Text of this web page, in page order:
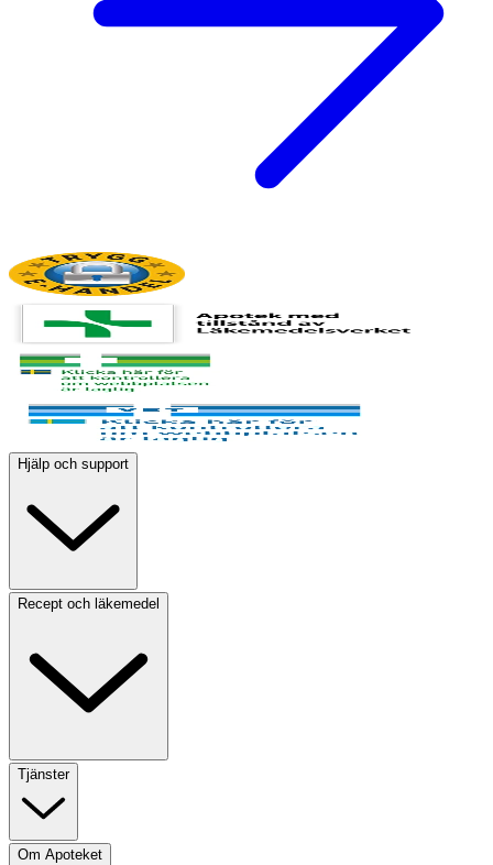
Hjälp och support
Recept och läkemedel
Tjänster
Om Apoteket